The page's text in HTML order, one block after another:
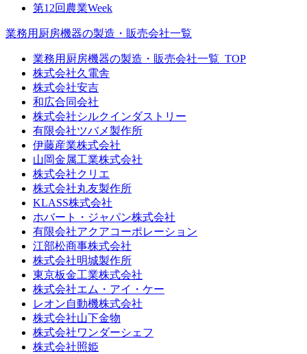
第12回農業Week
業務用厨房機器の製造・販売会社一覧
業務用厨房機器の製造・販売会社一覧_TOP
株式会社久電舎
株式会社安吉
和広合同会社
株式会社シルクインダストリー
有限会社ツバメ製作所
伊藤産業株式会社
山岡金属工業株式会社
株式会社クリエ
株式会社丸友製作所
KLASS株式会社
ホバート・ジャパン株式会社
有限会社アクアコーポレーション
江部松商事株式会社
株式会社明城製作所
東京板金工業株式会社
株式会社エム・アイ・ケー
レオン自動機株式会社
株式会社山下金物
株式会社ワンダーシェフ
株式会社照姫